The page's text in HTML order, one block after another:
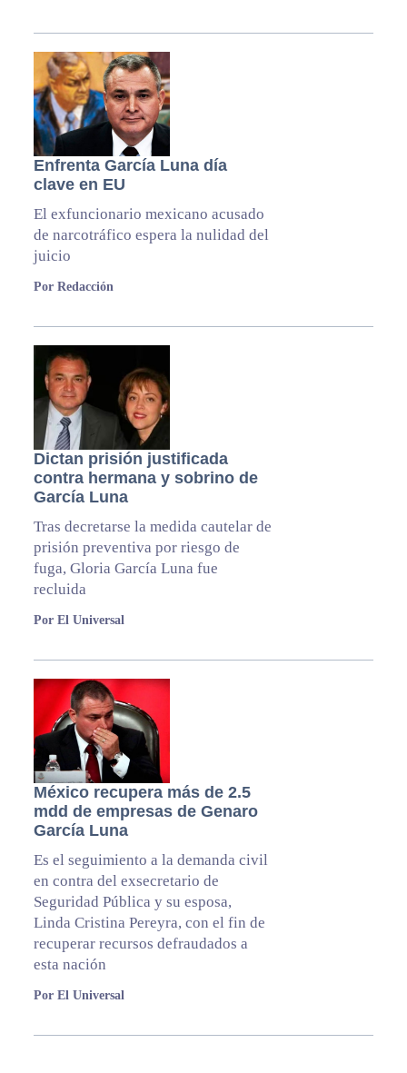
Enfrenta García Luna día
clave en EU
El exfuncionario mexicano acusado
de narcotráfico espera la nulidad del
juicio
Por Redacción
Dictan prisión justificada
contra hermana y sobrino de
García Luna
Tras decretarse la medida cautelar de
prisión preventiva por riesgo de
fuga, Gloria García Luna fue
recluida
Por El Universal
México recupera más de 2.5
mdd de empresas de Genaro
García Luna
Es el seguimiento a la demanda civil
en contra del exsecretario de
Seguridad Pública y su esposa,
Linda Cristina Pereyra, con el fin de
recuperar recursos defraudados a
esta nación
Por El Universal